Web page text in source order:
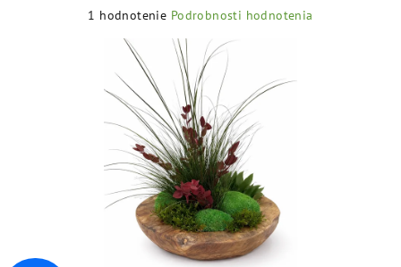
Priemerné
produktu
5,0
hviezdičiek.
1 hodnotenie Podrobnosti hodnotenia